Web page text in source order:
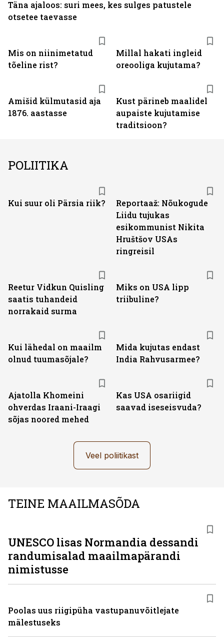
Mis on niinimetatud
tõeline rist?
Millal hakati ingleid
oreooliga kujutama?
Amišid külmutasid aja
1876. aastasse
Kust pärineb maalidel
aupaiste kujutamise
traditsioon?
Täna ajaloos: suri mees, kes sulges patustele
otsetee taevasse
POLIITIKA
Kui suur oli Pärsia riik?
Reportaaž: Nõukogude
Liidu tujukas
esikommunist Nikita
Hruštšov USAs
ringreisil
Reetur Vidkun Quisling
saatis tuhandeid
norrakaid surma
Miks on USA lipp
triibuline?
Kui lähedal on maailm
olnud tuumasõjale?
Mida kujutas endast
India Rahvusarmee?
Ajatolla Khomeini
ohverdas Iraani-Iraagi
sõjas noored mehed
Kas USA osariigid
saavad iseseisvuda?
Veel poliitikast
TEINE MAAILMASÕDA
UNESCO lisas Normandia dessandi
randumisalad maailmapärandi
nimistusse
Poolas uus riigipüha vastupanuvõitlejate
mälestuseks